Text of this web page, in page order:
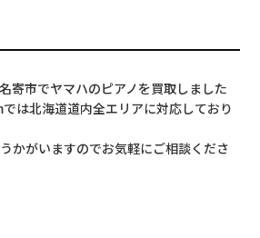
名寄市でヤマハのピアノを買取しました
は北海道道内全エリアに対応しており
かがいますのでお気軽にご相談くださ